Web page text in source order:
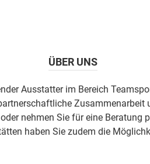
ÜBER UNS
Ausstatter im Bereich
Zusammenarbeit
nehmen Sie für eine Beratung
haben Sie zudem die